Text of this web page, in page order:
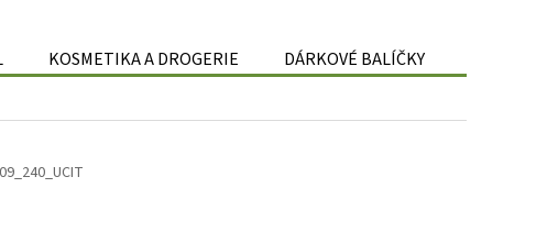
KOSMETIKA A DROGERIE DÁRKOVÉ BALÍČKY